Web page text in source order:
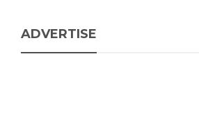
ADVERTISE